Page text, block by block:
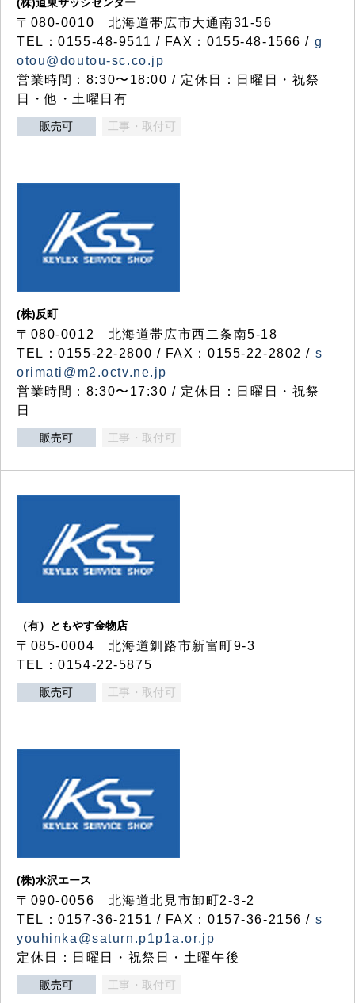
〒080-0010 北海道帯広市大通南31-56
TEL：0155-48-9511 / FAX：0155-48-1566 / g
otou@doutou-sc.co.jp
営業時間：8:30〜18:00 / 定休日：日曜日・祝祭
日・他・土曜日有
販売可 工事・取付可
(株)反町
〒080-0012 北海道帯広市西二条南5-18
TEL：0155-22-2800 / FAX：0155-22-2802 / s
orimati@m2.octv.ne.jp
営業時間：8:30〜17:30 / 定休日：日曜日・祝祭
日
販売可 工事・取付可
（有）ともやす金物店
〒085-0004 北海道釧路市新富町9-3
TEL：0154-22-5875
販売可 工事・取付可
(株)水沢エース
〒090-0056 北海道北見市卸町2-3-2
TEL：0157-36-2151 / FAX：0157-36-2156 / s
youhinka@saturn.p1p1a.or.jp
定休日：日曜日・祝祭日・土曜午後
販売可 工事・取付可